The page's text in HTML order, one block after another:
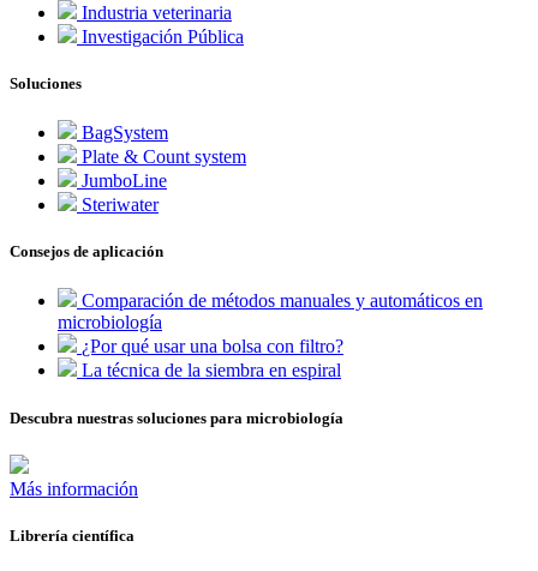
Industria veterinaria
Investigación Pública
Soluciones
BagSystem
Plate & Count system
JumboLine
Steriwater
Consejos de aplicación
Comparación de métodos manuales y automáticos en
microbiología
¿Por qué usar una bolsa con filtro?
La técnica de la siembra en espiral
Descubra nuestras soluciones para microbiología
Más información
Librería científica